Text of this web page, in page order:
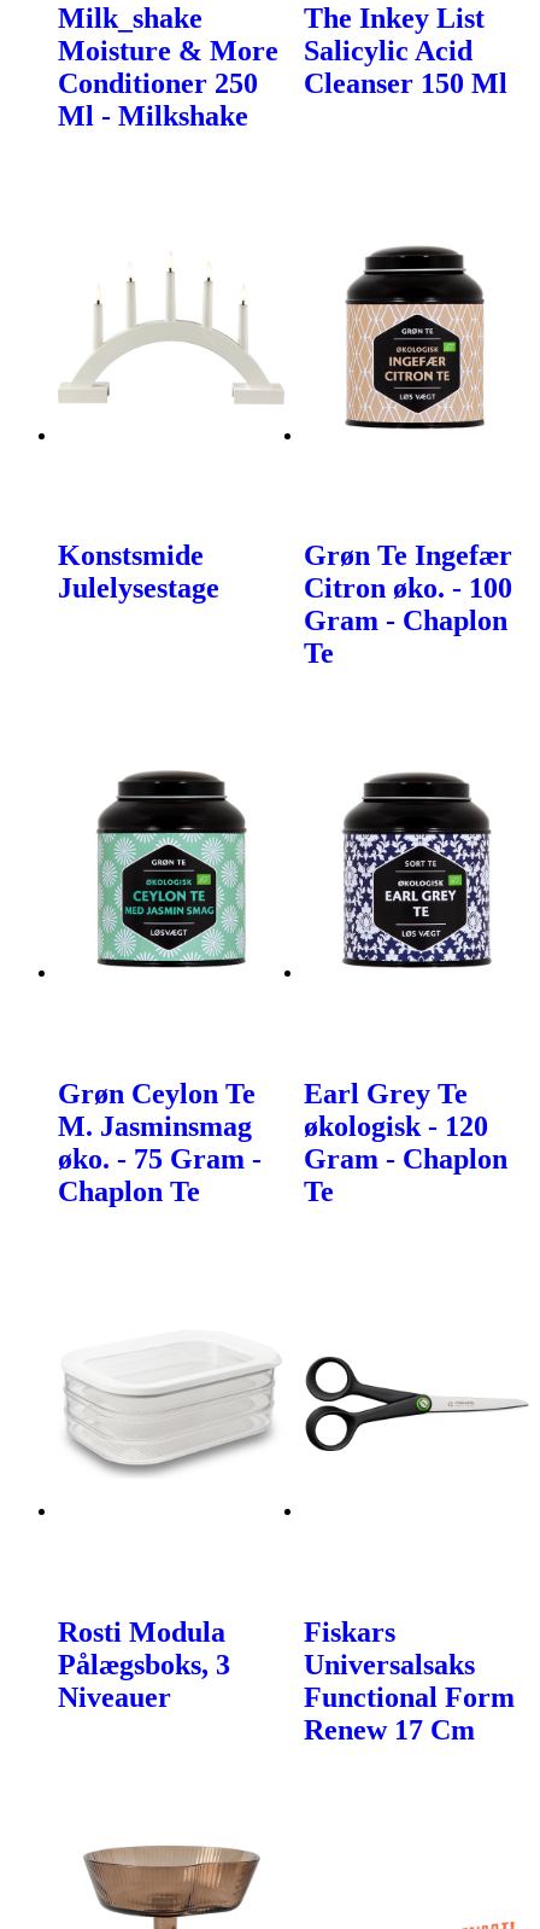
Milk_shake
Moisture & More
Conditioner 250
Ml - Milkshake
The Inkey List
Salicylic Acid
Cleanser 150 Ml
Konstsmide
Julelysestage
Grøn Te Ingefær
Citron øko. - 100
Gram - Chaplon
Te
Grøn Ceylon Te
M. Jasminsmag
øko. - 75 Gram -
Chaplon Te
Earl Grey Te
økologisk - 120
Gram - Chaplon
Te
Rosti Modula
Pålægsboks, 3
Niveauer
Fiskars
Universalsaks
Functional Form
Renew 17 Cm